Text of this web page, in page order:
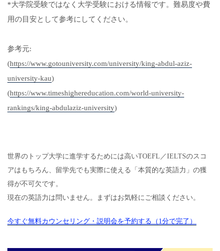
*大学院受験ではなく大学受験における情報です。難易度や費
用の目安として参考にしてください。
参考元:
(https://www.gotouniversity.com/university/king-abdul-aziz-
university-kau)
(https://www.timeshighereducation.com/world-university-
rankings/king-abdulaziz-university)
世界のトップ大学に進学するためには高いTOEFL／IELTSのスコ
アはもちろん、 留学先でも実際に使える「本質的な英語力」の獲
得が不可欠です。
現在の英語力は問いません。まずはお気軽にご相談ください。
今すぐ無料カウンセリング・説明会を予約する（1分で完了）